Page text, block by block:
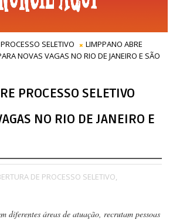
SELETIVO
LIMPPANO ABRE
NOVAS VAGAS NO RIO DE JANEIRO E SÃO
PROCESSO SELETIVO
NO RIO DE JANEIRO E
DE PROCESSO SELETIVO,
diferentes áreas de atuação, recrutam pessoas